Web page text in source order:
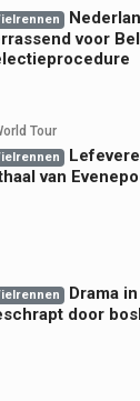
voor
Tour
van
Drama
door